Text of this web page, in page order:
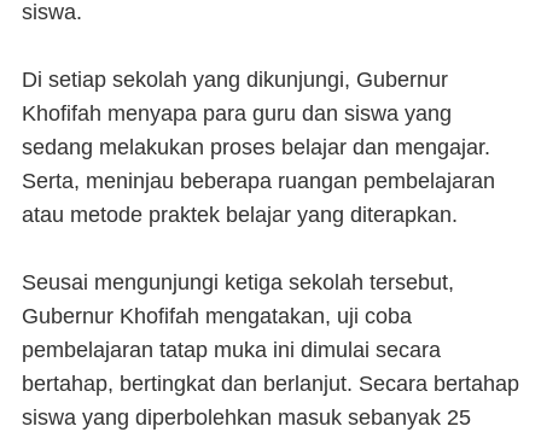
siswa.
Di setiap sekolah yang dikunjungi, Gubernur
Khofifah menyapa para guru dan siswa yang
sedang melakukan proses belajar dan mengajar.
Serta, meninjau beberapa ruangan pembelajaran
atau metode praktek belajar yang diterapkan.
Seusai mengunjungi ketiga sekolah tersebut,
Gubernur Khofifah mengatakan, uji coba
pembelajaran tatap muka ini dimulai secara
bertahap, bertingkat dan berlanjut. Secara bertahap
siswa yang diperbolehkan masuk sebanyak 25